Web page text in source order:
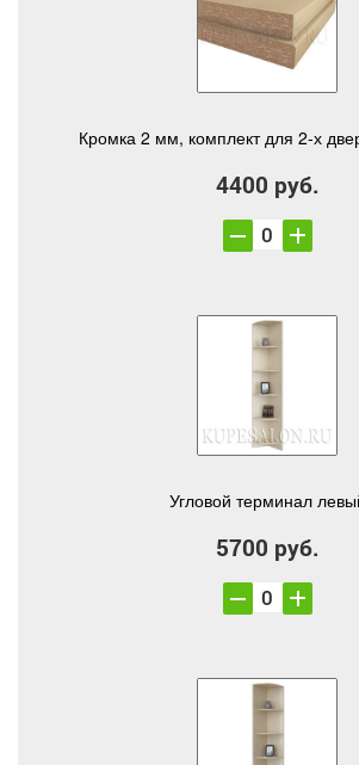
Кромка 2 мм, комплект для 2-х
4400 руб.
Угловой терминал
5700 руб.